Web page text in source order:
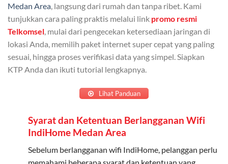
Berlaku Nasional
Kuota keluarga bisa digunakan di seluruh Indonesia
untuk jaringan 2G, 3G, dan 4G.
Tidak Berlaku untuk Roaming
Daftarkan Anggota: Admin dapat mendaftarkan anggota
Bagikan Kuota: Setelah terdaftar, anggota bisa langsung
Medan Area , langsung dari rumah dan tanpa ribet. Kami
tunjukkan cara paling praktis melalui link promo resmi
Telkomsel , mulai dari pengecekan ketersediaan jaringan di
lokasi Anda, memilih paket internet super cepat yang paling
sesuai, hingga proses verifikasi data yang simpel. Siapkan
KTP Anda dan ikuti tutorial lengkapnya.
Lihat Panduan
Syarat dan Ketentuan Berlangganan Wifi
IndiHome Medan Area
Sebelum berlangganan wifi IndiHome, pelanggan perlu